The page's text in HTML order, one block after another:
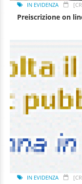
IN EVIDENZA
Preiscrizione on
IN EVIDENZA